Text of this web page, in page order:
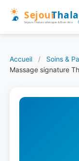
Accueil / Soins &
Massage signature